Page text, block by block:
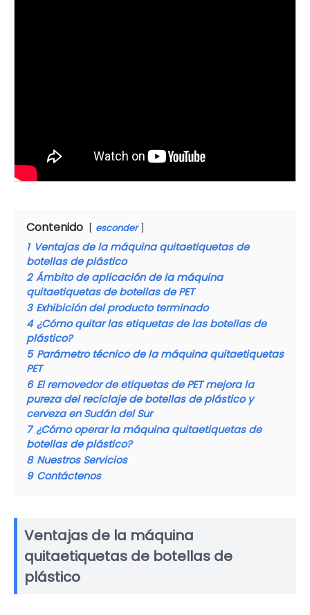
Contenido esconder
1 Ventajas de la máquina quitaetiquetas de
botellas de plástico
2 Ámbito de aplicación de la máquina
quitaetiquetas de botellas de PET
3 Exhibición del producto terminado
4 ¿Cómo quitar las etiquetas de las botellas de
plástico?
5 Parámetro técnico de la máquina quitaetiquetas
PET
6 El removedor de etiquetas de PET mejora la
pureza del reciclaje de botellas de plástico y
cerveza en Sudán del Sur
7 ¿Cómo operar la máquina quitaetiquetas de
botellas de plástico?
8 Nuestros Servicios
9 Contáctenos
Ventajas de la máquina
quitaetiquetas de botellas de
plástico